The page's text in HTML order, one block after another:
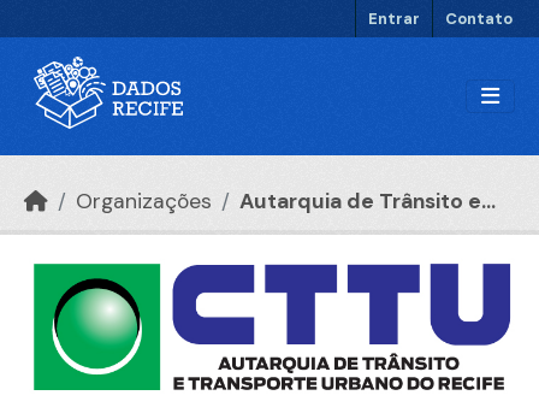
Entrar Contato
Organizações Autarquia de Trânsito e...